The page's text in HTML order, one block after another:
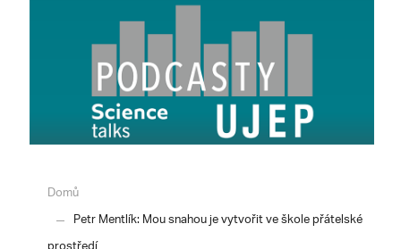
Domů
Petr Mentlík: Mou snahou je vytvořit ve škole přátelské